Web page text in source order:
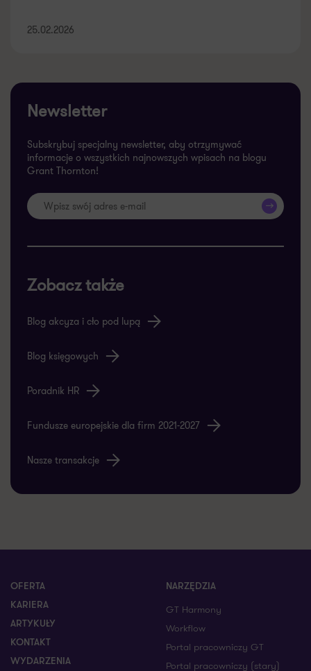
25.02.2026
Newsletter
Subskrybuj specjalny newsletter, aby otrzymywać
informacje o wszystkich najnowszych wpisach na blogu
Grant Thornton!
>>
Zobacz także
Blog akcyza i cło pod lupą
Blog księgowych
Poradnik HR
Fundusze europejskie dla firm 2021-2027
Nasze transakcje
OFERTA
KARIERA
ARTYKUŁY
KONTAKT
WYDARZENIA
NARZĘDZIA
GT Harmony
Workflow
Portal pracowniczy GT
Portal pracowniczy (stary)